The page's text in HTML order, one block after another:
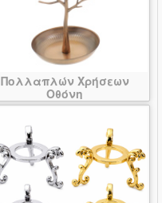
Πολλαπλών Χρήσεων
Οθόνη